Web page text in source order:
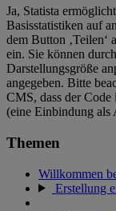
Ja, Statista
Basisstatistiken auf
dem Button ‚Teilen‘
ein. Sie können
Darstellungsgröße
angegeben. Bitte
CMS, dass der
(eine Einbindung als
Themen
Willkommen
Erstellung